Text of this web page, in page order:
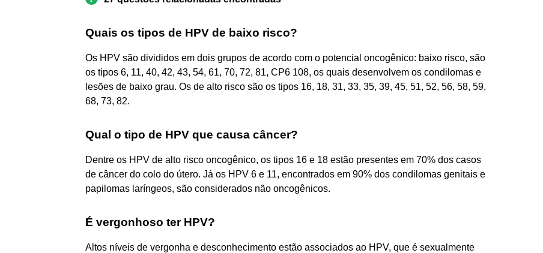
Quais os tipos de HPV de baixo risco?
Os HPV são divididos em dois grupos de acordo com o potencial oncogênico: baixo risco, são
os tipos 6, 11, 40, 42, 43, 54, 61, 70, 72, 81, CP6 108, os quais desenvolvem os condilomas e
lesões de baixo grau. Os de alto risco são os tipos 16, 18, 31, 33, 35, 39, 45, 51, 52, 56, 58, 59,
68, 73, 82.
Qual o tipo de HPV que causa câncer?
Dentre os HPV de alto risco oncogênico, os tipos 16 e 18 estão presentes em 70% dos casos
de câncer do colo do útero. Já os HPV 6 e 11, encontrados em 90% dos condilomas genitais e
papilomas laríngeos, são considerados não oncogênicos.
É vergonhoso ter HPV?
Altos níveis de vergonha e desconhecimento estão associados ao HPV, que é sexualmente